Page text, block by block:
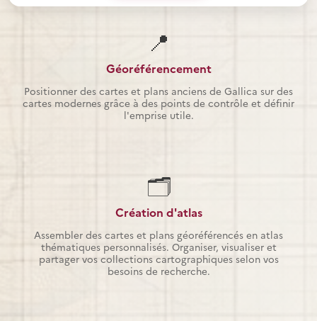
📍
Géoréférencement
Positionner des cartes et plans anciens de Gallica sur des
cartes modernes grâce à des points de contrôle et définir
l'emprise utile.
🗂️
Création d'atlas
Assembler des cartes et plans géoréférencés en atlas
thématiques personnalisés. Organiser, visualiser et
partager vos collections cartographiques selon vos
besoins de recherche.